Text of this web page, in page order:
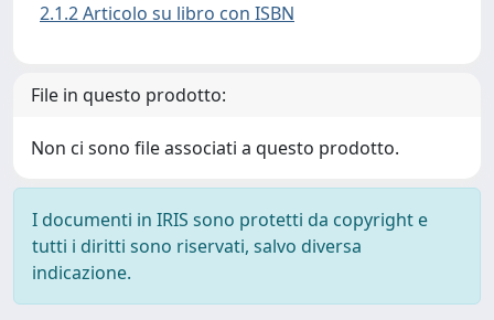
2.1.2 Articolo su libro con ISBN
File in questo prodotto:
Non ci sono file associati a questo prodotto.
I documenti in IRIS sono protetti da copyright e
tutti i diritti sono riservati, salvo diversa
indicazione.